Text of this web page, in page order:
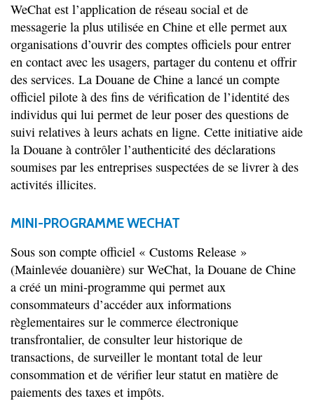
WeChat est l’application de réseau social et de
messagerie la plus utilisée en Chine et elle permet aux
organisations d’ouvrir des comptes officiels pour entrer
en contact avec les usagers, partager du contenu et offrir
des services. La Douane de Chine a lancé un compte
officiel pilote à des fins de vérification de l’identité des
individus qui lui permet de leur poser des questions de
suivi relatives à leurs achats en ligne. Cette initiative aide
la Douane à contrôler l’authenticité des déclarations
soumises par les entreprises suspectées de se livrer à des
activités illicites.
MINI-PROGRAMME WECHAT
Sous son compte officiel « Customs Release »
(Mainlevée douanière) sur WeChat, la Douane de Chine
a créé un mini-programme qui permet aux
consommateurs d’accéder aux informations
règlementaires sur le commerce électronique
transfrontalier, de consulter leur historique de
transactions, de surveiller le montant total de leur
consommation et de vérifier leur statut en matière de
paiements des taxes et impôts.